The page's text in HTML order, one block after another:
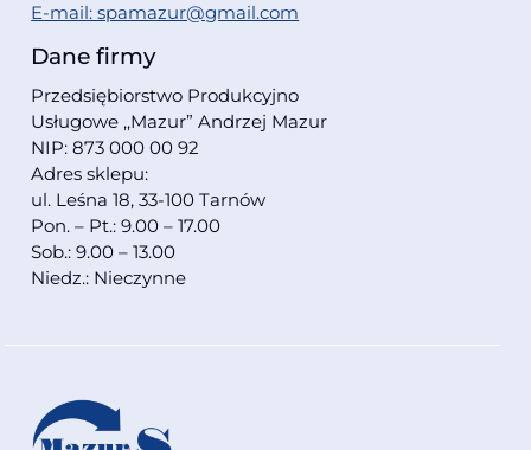
E-mail: spamazur@gmail.com
Dane firmy
Przedsiębiorstwo Produkcyjno
Usługowe ,,Mazur” Andrzej Mazur
NIP: 873 000 00 92
Adres sklepu:
ul. Leśna 18, 33-100 Tarnów
Pon. – Pt.: 9.00 – 17.00
Sob.: 9.00 – 13.00
Niedz.: Nieczynne